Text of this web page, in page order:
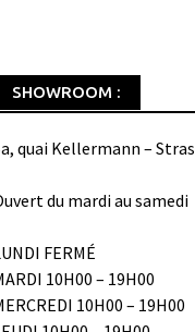
SHOWROOM :
quai Kellermann –
du mardi au samedi
FERMÉ
10H00 – 19H00
10H00 – 19H00